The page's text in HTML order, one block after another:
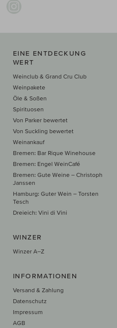
EINE ENTDECKUNG
WERT
Weinclub & Grand Cru Club
Weinpakete
Öle & Soßen
Spirituosen
Von Parker bewertet
Von Suckling bewertet
Weinankauf
Bremen: Bar Rique Winehouse
Bremen: Engel WeinCafé
Bremen: Gute Weine – Christoph
Janssen
Hamburg: Guter Wein – Torsten
Tesch
Dreieich: Vini di Vini
WINZER
Winzer A–Z
INFORMATIONEN
Versand & Zahlung
Datenschutz
Impressum
AGB